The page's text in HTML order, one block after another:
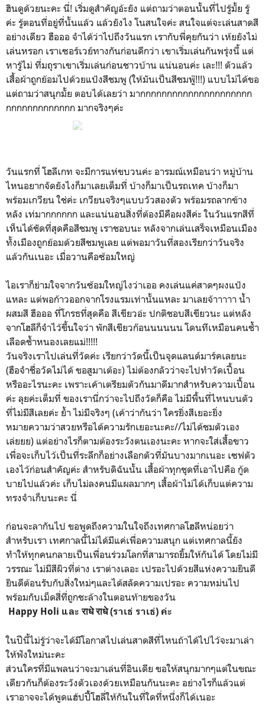
ฮินดูด้วยนะคะ นี่! เริ่มดูสำคัญอ้ะยัง แต่ถามว่าตอนนั้นที่ไปรู้มั้ย รู้
ค่ะ รู้ตอนที่อยู่ที่นั้นแล้ว แล้วยังไง โนสนใจค่ะ สนใจแต่จะเล่นสาดสี
อย่างเดียว ฮือออ จำได้ว่าไปถึงวันแรก เรากับพี่คุยกันว่า เห้ยยังไม่
เล่นหรอก เราเซอร์เวย์ทางกันก่อนดีกว่า เขาเริ่มเล่นกันพรุ่งนี้ แต่
หารู้ไม่ ที่มถุราเขาเริ่มเล่นก่อนชาวบ้าน แน่นอนค่ะ เละ!!! ตัวแล้ว
เสื้อผ้าถูกย้อมไปด้วยแป้งสีชมพู (ให้มันเป็นสีชมพู๊!!!) แบบไม่ได้ขอ
แต่ถามว่าสนุกมั้ย ตอบได้เลยว่า มากกกกกกกกกกกกกกกกกกกกก
กกกกกกกกกกกกก มากจริงๆค่ะ
วันแรกที่ โฮลีเกท จะมีการแห่ขบวนค่ะ อารมณ์เหมือนว่า หมู่บ้าน
ไหนอยากจัดยังไงก็มาเลยเต็มที่ บ้างก็มาเป็นรถเทค บ้างก็มา
พร้อมเกวียน ใช่ค่ะ เกวียนจริงๆแบบวัวสองตัว พร้อมรถลากข้าง
หลัง เท่มากกกกกก และแน่นอนสิ่งที่ต้องมีคือผงสีค่ะ ในวันแรกสีที่
เห็นได้ชัดที่สุดคือสีชมพู เราชอบนะ หลังจากเล่นเสร็จเหมือนเมือง
ทั้งเมืองถูกย้อมด้วยสีชมพูเลย แต่พอมาวันที่สองเรียกว่าวันจริง
แล้วกันเนอะ เมื่อวานคือซ้อมใหญ่
ไอเราก็ย่ามใจจากวันซ้อมใหญ่ไงว่าเออ คงเล่นแค่สาดๆผงแป้ง
แหละ แต่พอก้าวออกจากโรงแรมเท่านั้นแหละ มาเลยจ้าาาาา น้ำ
ผสมสี ฮือออ ที่โกรธที่สุดคือ สีเขียวอ่ะ ปกติชอบสีเขียวนะ แต่หลัง
จากโฮลีก็จำไว้ขึ้นใจว่า พักสีเขียวก๊อนนนนนน โดนทีเหมือนคนช้ำ
เลือดช้ำหนองเลยแม่!!!!!
วันจริงเราไปเล่นที่วัดค่ะ เรียกว่าวัดนี้เป็นจุดแลนด์มาร์คเลยนะ
(ฮือจำชื่อวัดไม่ได้ ขอสูมาเต้อะ) ไม่ต้องกลัวว่าจะไปทำวัดเปื้อน
หรืออะไรนะคะ เพราะเค้าเตรียมตัวกันมาดีมากสำหรับความเปื้อน
ค่ะ ลุยค่ะเต็มที่ ของเรานี่กว่าจะไปถึงวัดก็คือ ไม่มีพื้นที่ไหนบนตัว
ที่ไม่มีสีเลยค่ะ ย้ำ ไม่มีจริงๆ (เค้าว่ากันว่า ใครยิ่งสีเยอะยิ่ง
หมายความว่าสวยหรือได้ความรักเยอะนะคะ//ไม่ได้ชมตัวเอง
เล่ยยย) แต่อย่างไรก็ตามต้องระวังตนเองนะคะ หากจะใส่เสื้อขาว
เพื่อจะเก็บไว้เป็นที่ระลึกก็อย่างเลือกตัวที่มันบางมากเนอะ เซฟตัว
เองไว้ก่อนสำคัญค่ะ สำหรับดิฉันนั้น เสื้อผ้าทุกชุดที่เอาไปคือ กู้ด
บายไปแล้วค่ะ เก็บไม่ลงคนมีแผลมากๆ เสื้อผ้าไม่ได้เก็บแต่ความ
ทรงจำเก็บนะคะ นี่
ก่อนจะลากันไป ขอพูดถึงความในใจถึงเทศกาลโฮลีหน่อยว่า
สำหรับเรา เทศกาลนี้ไม่ได้มีแค่เพื่อความสนุก แต่เทศกาลนี้ยัง
ทำให้ทุกคนกลายเป็นเพื่อนร่วมโลกที่สามารถยิ้มให้กันได้ โดยไม่มี
วรรณะ ไม่มีสีผิวที่ต่าง เราต่างเลอะ เปรอะไปด้วยสีแห่งความยินดี
ยินดีต้อนรับกับสิ่งใหม่ๆและได้สลัดความเปรอะ ความหม่นไป
พร้อมกับเม็ดสี่ที่ถูกชะล้างในตอนท้ายของวัน
Happy Holi และ राधे राधे (ราเธ่ ราเธ่) ค่ะ
ในปีนี้ไม่รู้ว่าจะได้มีโอกาสไปเล่นสาดสีที่ไหนถ้าได้ไปไว้จะมาเล่า
ให้ฟังใหม่นะคะ
ส่วนใครที่มีแพลนว่าจะมาเล่นที่อินเดีย ขอให้สนุกมากๆแต่ในขณะ
เดียวกันก็ต้องระวังตัวเองด้วยเหมือนกันนะคะ อย่างไรก็แล้วแต่
เราอาจจะได้พูดแฮ้ปปี้โฮลี่ให้กันในที่ใดที่หนึ่งก็ได้เนอะ